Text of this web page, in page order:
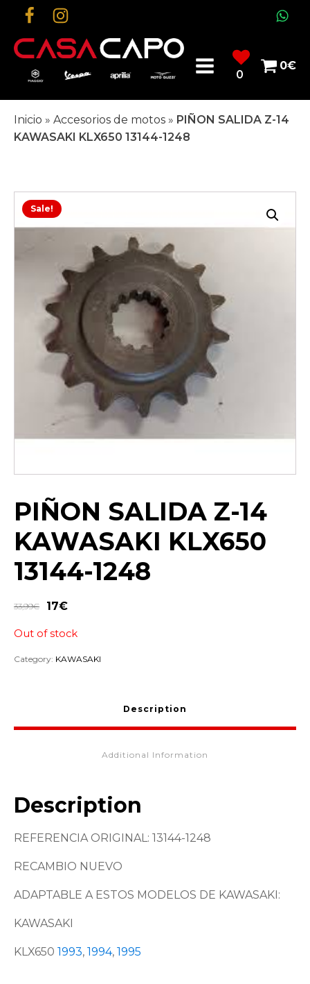
0
0€
Inicio » Accesorios de motos » PIÑON SALIDA Z-14
KAWASAKI KLX650 13144-1248
Sale!
PIÑON SALIDA Z-14
KAWASAKI KLX650
13144-1248
33,99€ 17€
Out of stock
Category: KAWASAKI
Description
Additional Information
Description
REFERENCIA ORIGINAL: 13144-1248
RECAMBIO NUEVO
ADAPTABLE A ESTOS MODELOS DE KAWASAKI:
KAWASAKI
KLX650 1993, 1994, 1995